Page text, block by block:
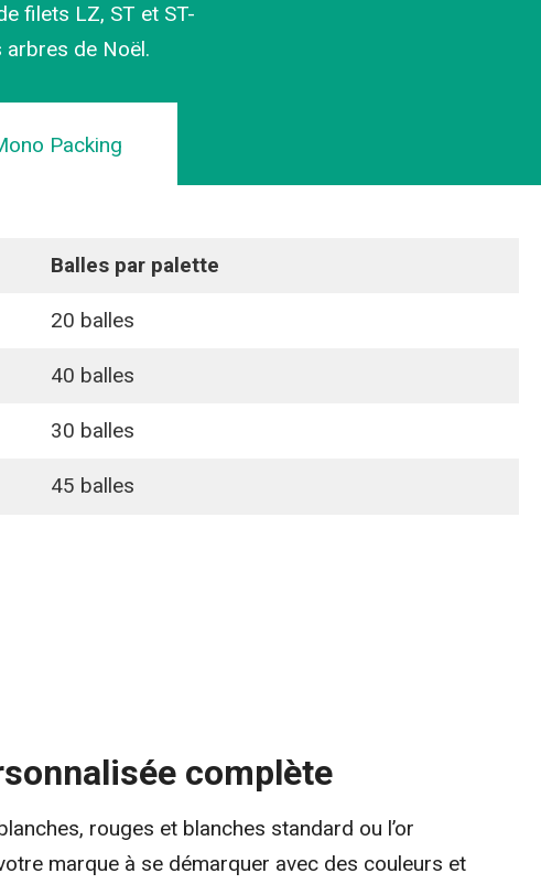
filets LZ, ST et ST-
de Noël.
Packing
Balles par palette
20 balles
40 balles
30 balles
45 balles
complète
rouges et blanches standard ou l’or
marque à se démarquer avec des couleurs et